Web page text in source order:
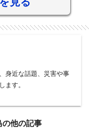
身近な話題、災害や事
ます。
の他の記事